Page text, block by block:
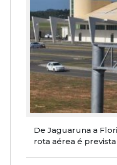
De Jaguaruna a
rota aérea é